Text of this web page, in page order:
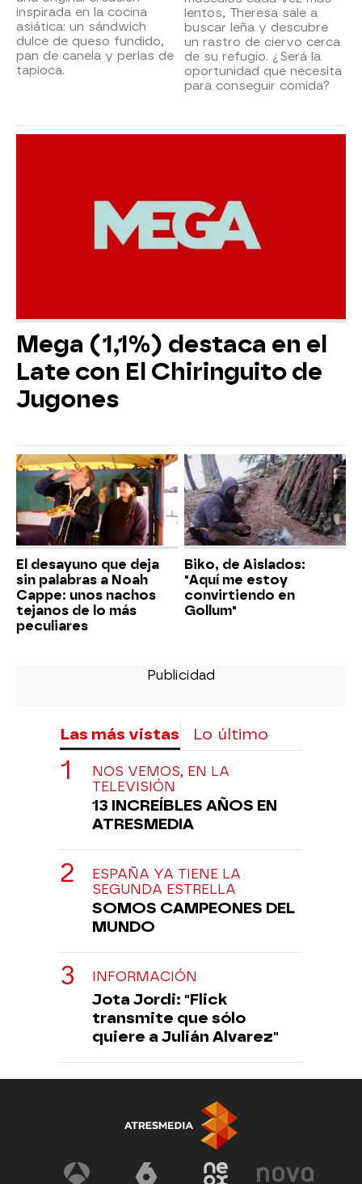
inspirada en la cocina
asiática: un sándwich
dulce de queso fundido,
pan de canela y perlas de
tapioca.
lentos, Theresa sale a
buscar leña y descubre
un rastro de ciervo cerca
de su refugio. ¿Será la
oportunidad que necesita
para conseguir comida?
Mega (1,1%) destaca en el
Late con El Chiringuito de
Jugones
El desayuno que deja
sin palabras a Noah
Cappe: unos nachos
tejanos de lo más
peculiares
Biko, de Aislados:
"Aquí me estoy
convirtiendo en
Gollum"
Las más vistas Lo último
NOS VEMOS, EN LA
TELEVISIÓN
13 INCREÍBLES AÑOS EN
ATRESMEDIA
ESPAÑA YA TIENE LA
SEGUNDA ESTRELLA
SOMOS CAMPEONES DEL
MUNDO
INFORMACIÓN
Jota Jordi: "Flick
transmite que sólo
quiere a Julián Alvarez"